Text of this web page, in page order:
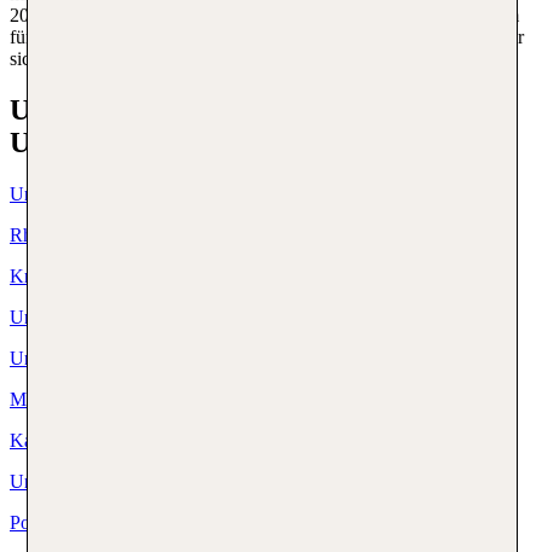
20 Jahren Erfahrung und lückenloser Vernetzung sorgt unser Team
für Unterstützung und Soforthilfe im Ernstfall. Du kannst dir immer
sicher sein: Auf TUI ist Verlass!
Unsere meistgebuchten
Urlaubsdestinationen
Urlaub Griechenland
Rhodos Urlaub
Kreta Urlaub
Urlaub Türkei
Urlaub Spanien
Mallorca Urlaub
Kanaren Urlaub
Urlaub Ägypten
Portugal Urlaub